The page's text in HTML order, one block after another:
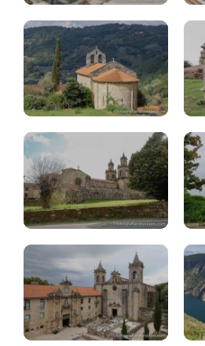
Monasterio
Sta.Mª
Oseira
(Ourense)
Monasterio
Santo
Estevo
(Ourense)
Allariz
(Ourense)